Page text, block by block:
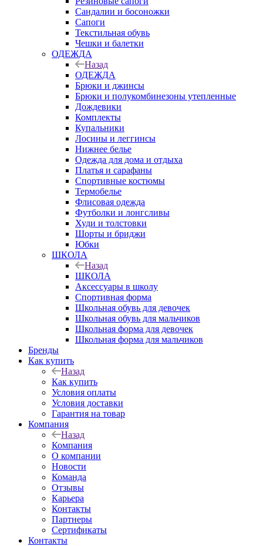
Сандалии и босоножки
Сапоги
Текстильная обувь
Чешки и балетки
ОДЕЖДА
Назад
ОДЕЖДА
Брюки и джинсы
Брюки и полукомбинезоны утепленные
Дождевики
Комплекты
Купальники
Лосины и леггинсы
Нижнее белье
Одежда для дома и отдыха
Платья и сарафаны
Спортивные костюмы
Термобелье
Флисовая одежда
Футболки и лонгсливы
Худи и толстовки
Шорты и бриджи
Юбки
ШКОЛА
Назад
ШКОЛА
Аксессуары в школу
Спортивная форма
Школьная обувь для девочек
Школьная обувь для мальчиков
Школьная форма для девочек
Школьная форма для мальчиков
Бренды
Как купить
Назад
Как купить
Условия оплаты
Условия доставки
Гарантия на товар
Компания
Назад
Компания
О компании
Новости
Команда
Отзывы
Карьера
Контакты
Партнеры
Сертификаты
Контакты